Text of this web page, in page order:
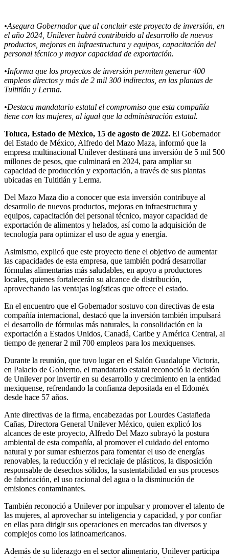
•Asegura Gobernador que al concluir este proyecto de inversión, en
el año 2024, Unilever habrá contribuido al desarrollo de nuevos
productos, mejoras en infraestructura y equipos, capacitación del
personal técnico y mayor capacidad de exportación.
•Informa que los proyectos de inversión permiten generar 400
empleos directos y más de 2 mil 300 indirectos, en las plantas de
Tultitlán y Lerma.
•Destaca mandatario estatal el compromiso que esta compañía
tiene con las mujeres, al igual que la administración estatal.
Toluca, Estado de México, 15 de agosto de 2022. El Gobernador
del Estado de México, Alfredo del Mazo Maza, informó que la
empresa multinacional Unilever destinará una inversión de 5 mil 500
millones de pesos, que culminará en 2024, para ampliar su
capacidad de producción y exportación, a través de sus plantas
ubicadas en Tultitlán y Lerma.
Del Mazo Maza dio a conocer que esta inversión contribuye al
desarrollo de nuevos productos, mejoras en infraestructura y
equipos, capacitación del personal técnico, mayor capacidad de
exportación de alimentos y helados, así como la adquisición de
tecnología para optimizar el uso de agua y energía.
Asimismo, explicó que este proyecto tiene el objetivo de aumentar
las capacidades de esta empresa, que también podrá desarrollar
fórmulas alimentarias más saludables, en apoyo a productores
locales, quienes fortalecerán su alcance de distribución,
aprovechando las ventajas logísticas que ofrece el estado.
En el encuentro que el Gobernador sostuvo con directivas de esta
compañía internacional, destacó que la inversión también impulsará
el desarrollo de fórmulas más naturales, la consolidación en la
exportación a Estados Unidos, Canadá, Caribe y América Central, al
tiempo de generar 2 mil 700 empleos para los mexiquenses.
Durante la reunión, que tuvo lugar en el Salón Guadalupe Victoria,
en Palacio de Gobierno, el mandatario estatal reconoció la decisión
de Unilever por invertir en su desarrollo y crecimiento en la entidad
mexiquense, refrendando la confianza depositada en el Edoméx
desde hace 57 años.
Ante directivas de la firma, encabezadas por Lourdes Castañeda
Cañas, Directora General Unilever México, quien explicó los
alcances de este proyecto, Alfredo Del Mazo subrayó la postura
ambiental de esta compañía, al promover el cuidado del entorno
natural y por sumar esfuerzos para fomentar el uso de energías
renovables, la reducción y el reciclaje de plásticos, la disposición
responsable de desechos sólidos, la sustentabilidad en sus procesos
de fabricación, el uso racional del agua o la disminución de
emisiones contaminantes.
También reconoció a Unilever por impulsar y promover el talento de
las mujeres, al aprovechar su inteligencia y capacidad, y por confiar
en ellas para dirigir sus operaciones en mercados tan diversos y
complejos como los latinoamericanos.
Además de su liderazgo en el sector alimentario, Unilever participa